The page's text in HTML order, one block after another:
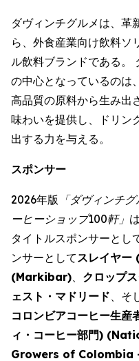
ダヴィンチグルメは、革
ら、外食産業向け飲料ソ
ル飲料ブランドである。
の中心となっているのは
高品質の原料から生み出
味わいを提供し、ドリン
出する力を与える。
スポンサー
2026年版 「ダヴィンチ
ーヒーショップ100軒」
タイトルスポンサーとし
ンサーとしてスレイヤー
(Markibar)、 クロップ
ェスト・マドリード、そ
コロンビアコーヒー生産
ィ・コーヒー部門) (
Growers of